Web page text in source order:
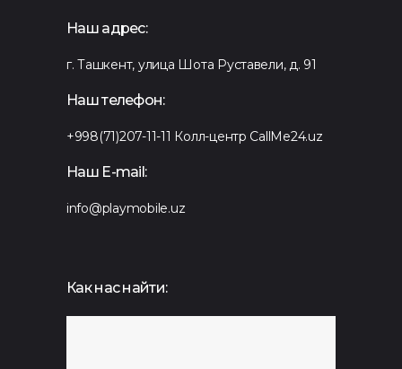
Наш адрес:
г. Ташкент, улица Шота Руставели, д. 91
Наш телефон:
+998(71)207-11-11 Колл-центр CallMe24.uz
Наш E-mail:
info@playmobile.uz
Как нас найти: